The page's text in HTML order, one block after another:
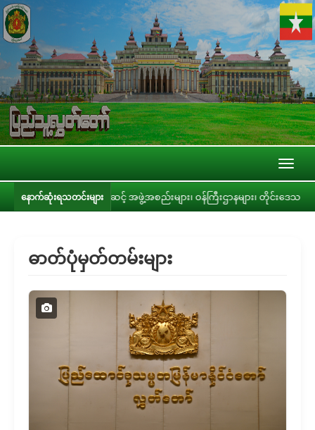
နောက်ဆုံးရသတင်းများ
င်စုအဆင့် အဖွဲ့အစည်းများ၊ ဝန်ကြီးဌာနများ၊ တိုင်းဒေသကြီး/ပြည်နယ် အ
ဓာတ်ပုံမှတ်တမ်းများ